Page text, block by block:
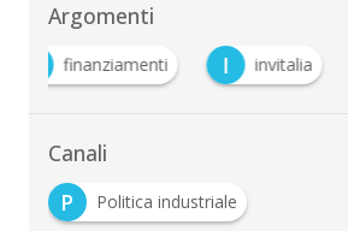
Argomenti
finanziamenti I invitalia
Canali
P
Politica industriale